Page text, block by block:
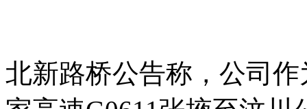
北新路桥公告称，公司